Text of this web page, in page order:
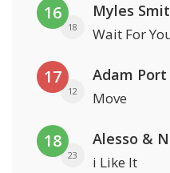
16
18
Myles
Wait For
17
12
Adam
Move
18
23
Alesso &
i Like It